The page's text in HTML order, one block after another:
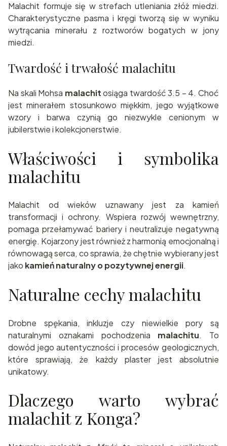
Malachit formuje się w strefach utleniania złóż miedzi.
Charakterystyczne pasma i kręgi tworzą się w wyniku
wytrącania minerału z roztworów bogatych w jony
miedzi.
Twardość i trwałość malachitu
Na skali Mohsa malachitosiąga twardość 3.5 – 4. Choć
jest minerałem stosunkowo miękkim, jego wyjątkowe
wzory i barwa czynią go niezwykle cenionym w
jubilerstwie i kolekcjonerstwie.
Właściwości i symbolika
malachitu
Malachit od wieków uznawany jest za kamień
transformacji i ochrony. Wspiera rozwój wewnętrzny,
pomaga przełamywać bariery i neutralizuje negatywną
energię. Kojarzony jest również z harmonią emocjonalną i
równowagą serca, co sprawia, że chętnie wybierany jest
jako kamień naturalny o pozytywnej energii.
Naturalne cechy malachitu
Drobne spękania, inkluzje czy niewielkie pory są
naturalnymi oznakami pochodzenia malachitu. To
dowód jego autentyczności i procesów geologicznych,
które sprawiają, że każdy plaster jest absolutnie
unikatowy.
Dlaczego warto wybrać
malachit z Konga?